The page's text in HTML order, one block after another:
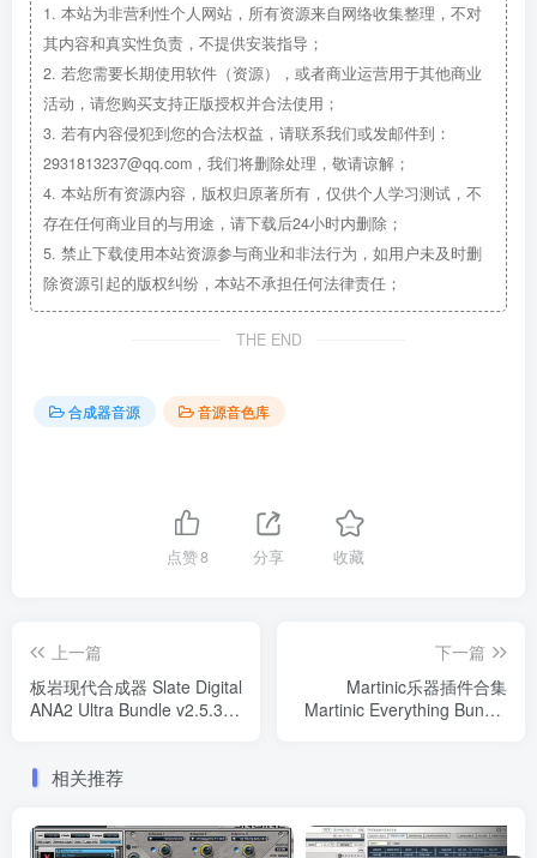
1. 本站为非营利性个人网站，所有资源来自网络收集整理，不对
其内容和真实性负责，不提供安装指导；
2. 若您需要长期使用软件（资源），或者商业运营用于其他商业
活动，请您购买支持正版授权并合法使用；
3. 若有内容侵犯到您的合法权益，请联系我们或发邮件到：
2931813237@qq.com，我们将删除处理，敬请谅解；
4. 本站所有资源内容，版权归原著所有，仅供个人学习测试，不
存在任何商业目的与用途，请下载后24小时内删除；
5. 禁止下载使用本站资源参与商业和非法行为，如用户未及时删
除资源引起的版权纠纷，本站不承担任何法律责任；
THE END
合成器音源 音源音色库
点赞8 分享 收藏
上一篇
板岩现代合成器 Slate Digital
ANA2 Ultra Bundle v2.5.3
下一篇
Martinic乐器插件合集
Martinic Everything Bundle
相关推荐